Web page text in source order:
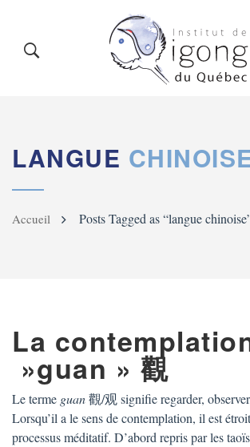
LE QIGONG L’INSTITUT COURS
LANGUE
Accueil Posts Tagged as “langue
La
»guan » 觀
Le terme guan觀/观 signifie regarder,
Lorsqu’il a le sens de contemplation, il est
processus méditatif. D’abord repris par les